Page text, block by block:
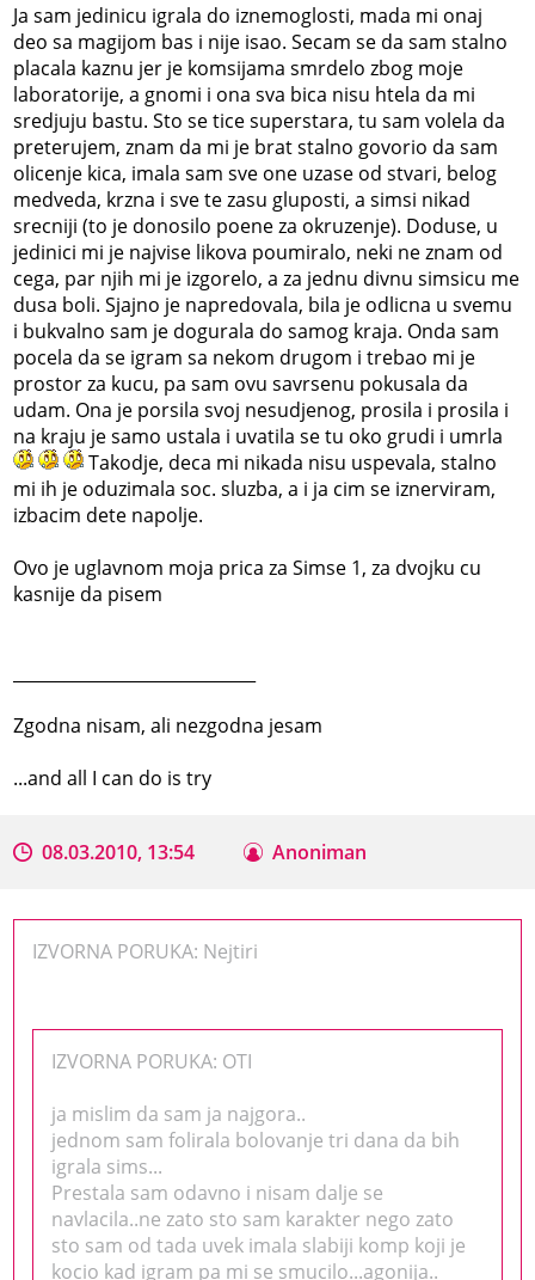
Ja sam jedinicu igrala do iznemoglosti, mada mi onaj
deo sa magijom bas i nije isao. Secam se da sam stalno
placala kaznu jer je komsijama smrdelo zbog moje
laboratorije, a gnomi i ona sva bica nisu htela da mi
sredjuju bastu. Sto se tice superstara, tu sam volela da
preterujem, znam da mi je brat stalno govorio da sam
olicenje kica, imala sam sve one uzase od stvari, belog
medveda, krzna i sve te zasu gluposti, a simsi nikad
srecniji (to je donosilo poene za okruzenje). Doduse, u
jedinici mi je najvise likova poumiralo, neki ne znam od
cega, par njih mi je izgorelo, a za jednu divnu simsicu me
dusa boli. Sjajno je napredovala, bila je odlicna u svemu
i bukvalno sam je dogurala do samog kraja. Onda sam
pocela da se igram sa nekom drugom i trebao mi je
prostor za kucu, pa sam ovu savrsenu pokusala da
udam. Ona je porsila svoj nesudjenog, prosila i prosila i
na kraju je samo ustala i uvatila se tu oko grudi i umrla
Takodje, deca mi nikada nisu uspevala, stalno
mi ih je oduzimala soc. sluzba, a i ja cim se iznerviram,
izbacim dete napolje.
Ovo je uglavnom moja prica za Simse 1, za dvojku cu
kasnije da pisem
Zgodna nisam, ali nezgodna jesam
...and all I can do is try
08.03.2010, 13:54 Anoniman
IZVORNA PORUKA: Nejtiri
IZVORNA PORUKA: OTI
ja mislim da sam ja najgora..
jednom sam folirala bolovanje tri dana da bih
igrala sims...
Prestala sam odavno i nisam dalje se
navlacila..ne zato sto sam karakter nego zato
sto sam od tada uvek imala slabiji komp koji je
kocio kad igram pa mi se smucilo...agonija..